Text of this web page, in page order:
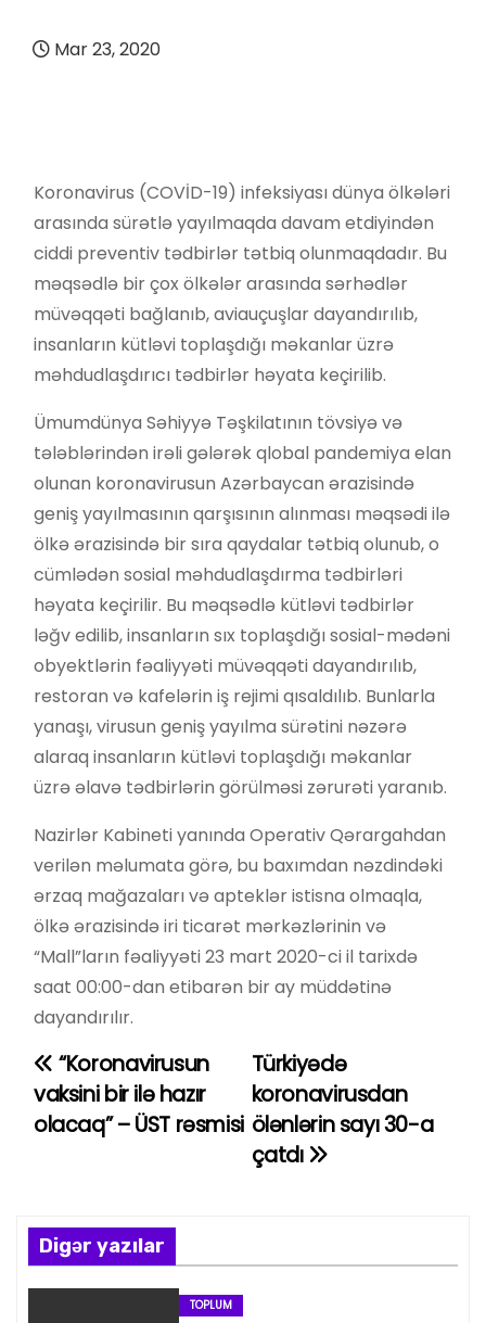
Mar 23, 2020
Koronavirus (COVİD-19) infeksiyası dünya ölkələri
arasında sürətlə yayılmaqda davam etdiyindən
ciddi preventiv tədbirlər tətbiq olunmaqdadır. Bu
məqsədlə bir çox ölkələr arasında sərhədlər
müvəqqəti bağlanıb, aviauçuşlar dayandırılıb,
insanların kütləvi toplaşdığı məkanlar üzrə
məhdudlaşdırıcı tədbirlər həyata keçirilib.
Ümumdünya Səhiyyə Təşkilatının tövsiyə və
tələblərindən irəli gələrək qlobal pandemiya elan
olunan koronavirusun Azərbaycan ərazisində
geniş yayılmasının qarşısının alınması məqsədi ilə
ölkə ərazisində bir sıra qaydalar tətbiq olunub, o
cümlədən sosial məhdudlaşdırma tədbirləri
həyata keçirilir. Bu məqsədlə kütləvi tədbirlər
ləğv edilib, insanların sıx toplaşdığı sosial-mədəni
obyektlərin fəaliyyəti müvəqqəti dayandırılıb,
restoran və kafelərin iş rejimi qısaldılıb. Bunlarla
yanaşı, virusun geniş yayılma sürətini nəzərə
alaraq insanların kütləvi toplaşdığı məkanlar
üzrə əlavə tədbirlərin görülməsi zərurəti yaranıb.
Nazirlər Kabineti yanında Operativ Qərargahdan
verilən məlumata görə, bu baxımdan nəzdindəki
ərzaq mağazaları və apteklər istisna olmaqla,
ölkə ərazisində iri ticarət mərkəzlərinin və
“Mall”ların fəaliyyəti 23 mart 2020-ci il tarixdə
saat 00:00-dan etibarən bir ay müddətinə
dayandırılır.
Y
a
n
a
Türkiyədə
koronavirusdan
ölənlərin sayı 30-a
çatdı
“Koronavirusun
vaksini bir ilə hazır
olacaq” – ÜST rəsmisi
Digər yazılar
TOPLUM